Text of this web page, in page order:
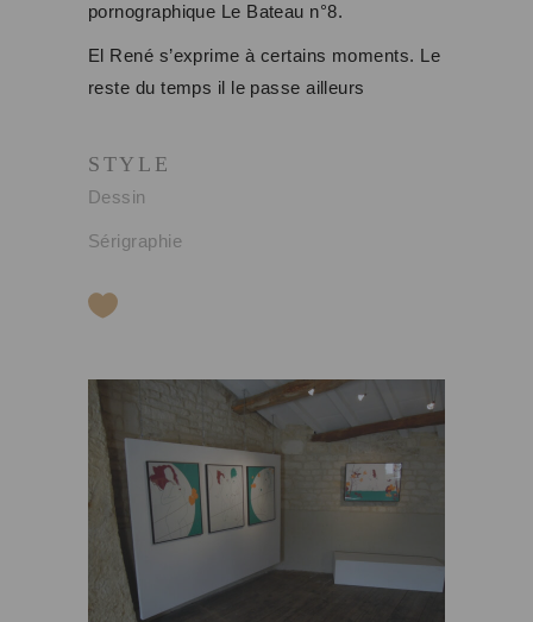
pornographique Le Bateau n°8.
El René s’exprime à certains moments. Le
reste du temps il le passe ailleurs
STYLE
Dessin
Sérigraphie